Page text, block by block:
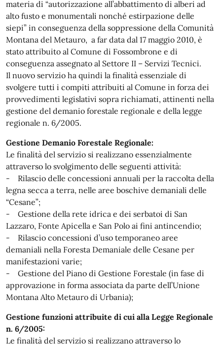
materia di “autorizzazione all’abbattimento di alberi ad
alto fusto e monumentali nonché estirpazione delle
siepi” in conseguenza della soppressione della Comunità
Montana del Metauro, a far data dal 17 maggio 2010, è
stato attribuito al Comune di Fossombrone e di
conseguenza assegnato al Settore II – Servizi Tecnici.
Il nuovo servizio ha quindi la finalità essenziale di
svolgere tutti i compiti attribuiti al Comune in forza dei
provvedimenti legislativi sopra richiamati, attinenti nella
gestione del demanio forestale regionale e della legge
regionale n. 6/2005.
Gestione Demanio Forestale Regionale:
Le finalità del servizio si realizzano essenzialmente
attraverso lo svolgimento delle seguenti attività:
- Rilascio delle concessioni annuali per la raccolta della
legna secca a terra, nelle aree boschive demaniali delle
“Cesane”;
- Gestione della rete idrica e dei serbatoi di San
Lazzaro, Fonte Apicella e San Polo ai fini antincendio;
- Rilascio concessioni d’uso temporaneo aree
demaniali nella Foresta Demaniale delle Cesane per
manifestazioni varie;
- Gestione del Piano di Gestione Forestale (in fase di
approvazione in forma associata da parte dell’Unione
Montana Alto Metauro di Urbania);
Gestione funzioni attribuite di cui alla Legge Regionale
n. 6/2005:
Le finalità del servizio si realizzano attraverso lo